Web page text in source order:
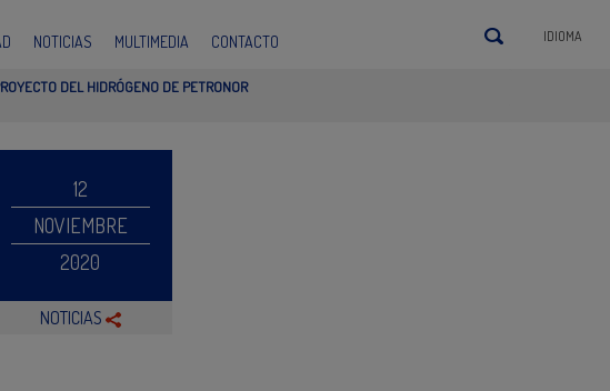
NOTICIAS MULTIMEDIA CONTACTO IDIOMA
DEL HIDRÓGENO DE PETRONOR
12
NOVIEMBRE
2020
NOTICIAS